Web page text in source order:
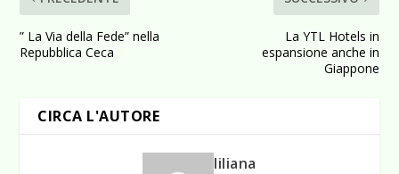
” La Via della Fede” nella
Repubblica Ceca
La YTL Hotels in
espansione anche in
Giappone
CIRCA L'AUTORE
liliana